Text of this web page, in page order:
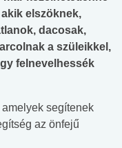
elszöknek,
dacosak,
a szüleikkel,
felnevelhessék
segítenek
az önfejű